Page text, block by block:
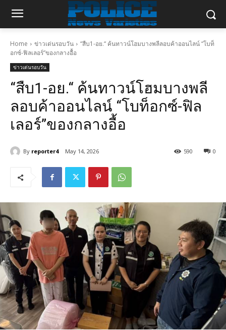
Home ข่าวเด่นรอบวัน
“สืบ1-อย.“ ค้นทาวน์โฮมบางพลีลอบค้าออนไลน์ “โบท็
อกซ์-ฟิลเลอร์”ของกลางอื้อ
ข่าวเด่นรอบวัน
“สืบ1-อย.“ ค้นทาวน์โฮมบางพลี
ลอบค้าออนไลน์ “โบท็อกซ์-ฟิล
เลอร์”ของกลางอื้อ
By reporter4 May 14, 2026 0
590